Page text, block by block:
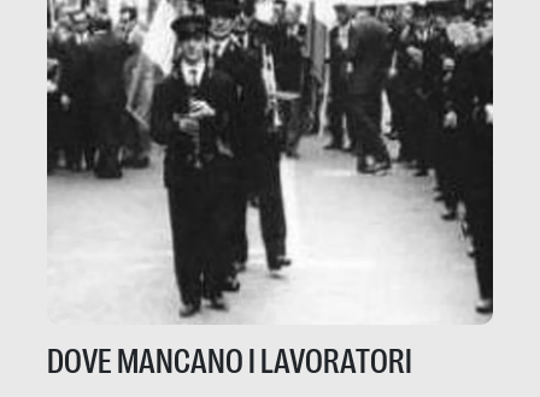
DOVE MANCANO I LAVORATORI